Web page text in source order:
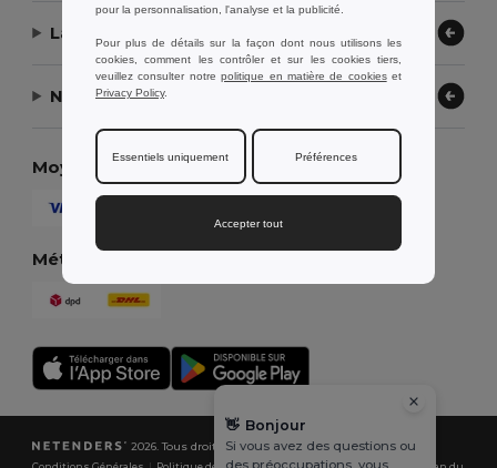
Laissez-nous vous aider
Notre entreprise
Moyens de paiement
Méthodes d'expédition
2026. Tous droits réservés
pour la personnalisation, l'analyse et la publicité.
Pour plus de détails sur la façon dont nous utilisons les
cookies, comment les contrôler et sur les cookies tiers,
veuillez consulter notrepolitique en matière de cookieset
Privacy Policy.
Essentiels uniquement Préférences
Accepter tout
👋 Bonjour
Si vous avez des questions ou
des préoccupations, vous